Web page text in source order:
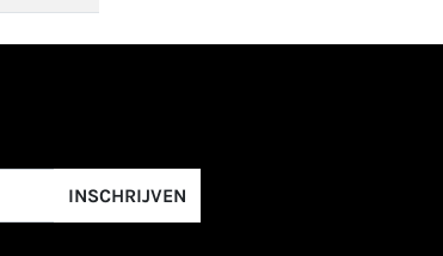
INSCHRIJVEN